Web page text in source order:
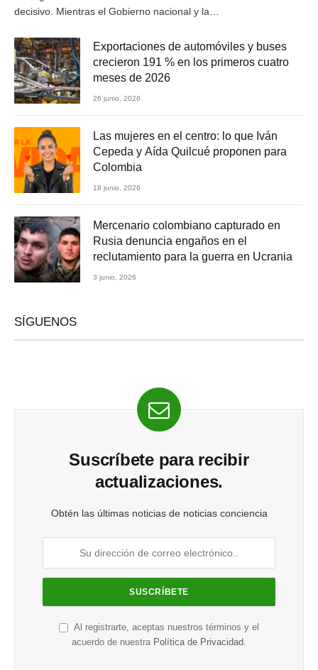
decisivo. Mientras el Gobierno nacional y la…
Exportaciones de automóviles y buses
crecieron 191 % en los primeros cuatro
meses de 2026
26 junio, 2026
Las mujeres en el centro: lo que Iván
Cepeda y Aída Quilcué proponen para
Colombia
18 junio, 2026
Mercenario colombiano capturado en
Rusia denuncia engaños en el
reclutamiento para la guerra en Ucrania
3 junio, 2026
SÍGUENOS
Suscríbete para recibir
actualizaciones.
Obtén las últimas noticias de noticias conciencia
Al registrarte, aceptas nuestros términos y el
acuerdo de nuestra Política de Privacidad.